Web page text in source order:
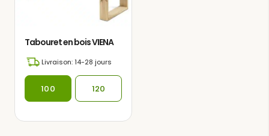
Tabouret en bois VIENA
Livraison: 14-28 jours
100 120